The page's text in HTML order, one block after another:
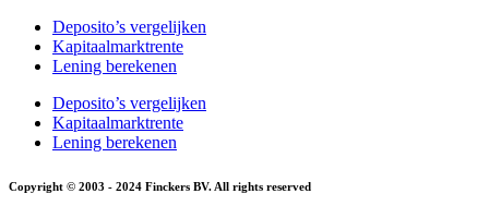
Deposito’s vergelijken
Kapitaalmarktrente
Lening berekenen
Deposito’s vergelijken
Kapitaalmarktrente
Lening berekenen
Copyright © 2003 - 2024 Finckers BV. All rights reserved